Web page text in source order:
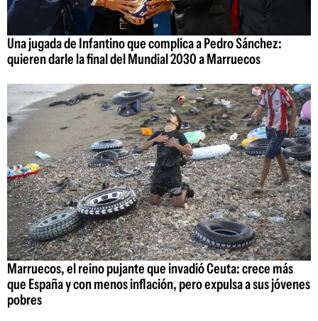
Una jugada de Infantino que complica a Pedro Sánchez:
quieren darle la final del Mundial 2030 a Marruecos
Marruecos, el reino pujante que invadió Ceuta: crece más
que España y con menos inflación, pero expulsa a sus jóvenes
pobres